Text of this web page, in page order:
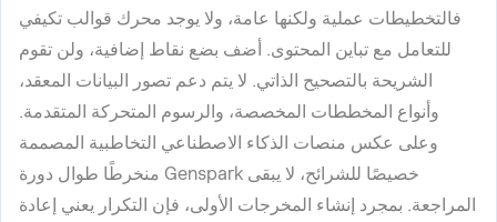
فالتخطيطات عملية ولكنها عامة، ولا يوجد محرك قوالب تكيفي
للتعامل مع تباين المحتوى. أضف بضع نقاط إضافية، ولن تقوم
الشريحة بالتصحيح الذاتي. لا يتم دعم تصور البيانات المعقد،
وأنواع المخططات المخصصة، والرسوم المتحركة المتقدمة.
وعلى عكس منصات الذكاء الاصطناعي التخاطبية المصممة
خصيصًا للشرائح، لا يبقى Genspark منخرطًا طوال دورة
المراجعة. بمجرد إنشاء المخرجات الأولى، فإن التكرار يعني إعادة